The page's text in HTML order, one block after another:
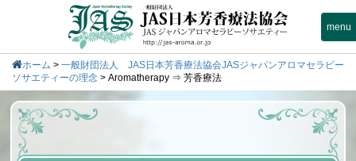
menu
ホーム > 一般財団法人 JAS日本芳香療法協会JASジャパンアロマセラピー
ソサエティーの理念 > Aromatherapy ⇒ 芳香療法